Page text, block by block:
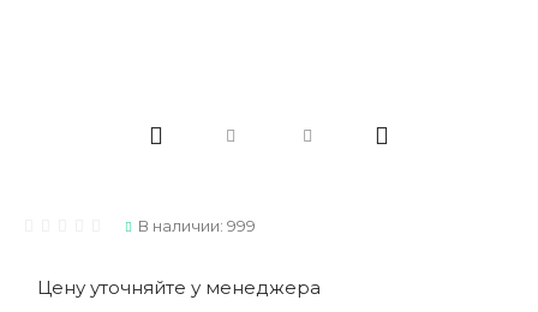
В наличии: 999
Цену уточняйте у менеджера